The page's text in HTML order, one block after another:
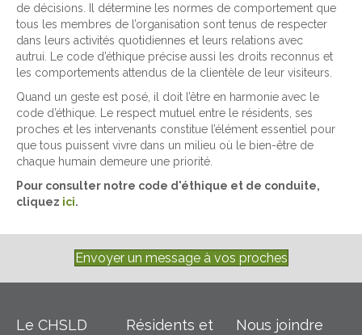
de décisions. Il détermine les normes de comportement que
tous les membres de l’organisation sont tenus de respecter
dans leurs activités quotidiennes et leurs relations avec
autrui. Le code d’éthique précise aussi les droits reconnus et
les comportements attendus de la clientèle de leur visiteurs.
Quand un geste est posé, il doit l’être en harmonie avec le
code d’éthique. Le respect mutuel entre le résidents, ses
proches et les intervenants constitue l’élément essentiel pour
que tous puissent vivre dans un milieu où le bien-être de
chaque humain demeure une priorité.
Pour consulter notre code d'éthique et de conduite,
cliquez ici.
Envoyer un message à vos proches
Le CHSLD
Résidents et
Nous joindre